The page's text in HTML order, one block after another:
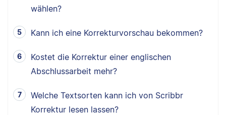
wählen?
Kann ich eine Korrekturvorschau bekommen?
Kostet die Korrektur einer englischen
Abschlussarbeit mehr?
Welche Textsorten kann ich von Scribbr
Korrektur lesen lassen?